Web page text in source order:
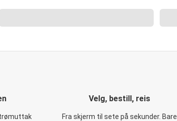
Velg, bestill, reis
Fra skjerm til sete på sekunder. Bare